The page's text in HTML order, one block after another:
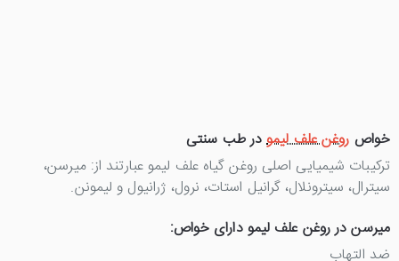
خواص روغن علف لیمودر طب سنتی
ترکیبات شیمیایی اصلی روغن گیاه علف لیمو عبارتند از: میرسن،
سیترال، سیترونلال، گرانیل استات، نرول، ژرانیول و لیمونن.
میرسن در روغن علف لیمو دارای خواص:
ضد التهاب